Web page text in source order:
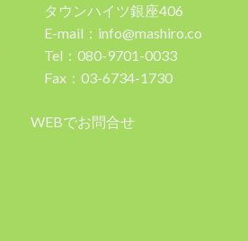
タウンハイツ銀座406
E-mail：info@mashiro.co
Tel：080-9701-0033
Fax：03-6734-1730
WEBでお問合せ